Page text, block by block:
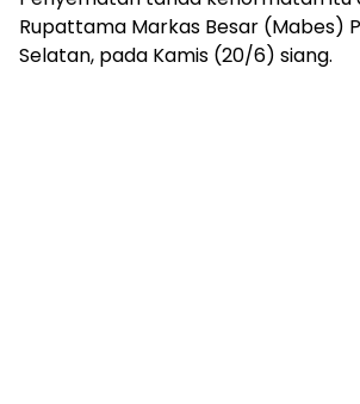
Rupattama Markas Besar (Mabes)
Selatan, pada Kamis (20/6) siang.